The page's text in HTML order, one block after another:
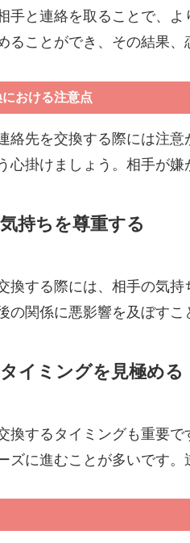
手と連絡を取ることで、
ることができ、その結果、
おける注意点
絡先を交換する際には注
心掛けましょう。相手が嫌
持ちを尊重する
換する際には、相手の気
の関係に悪影響を及ぼすこ
イミングを見極める
換するタイミングも重要
ズに進むことが多いです